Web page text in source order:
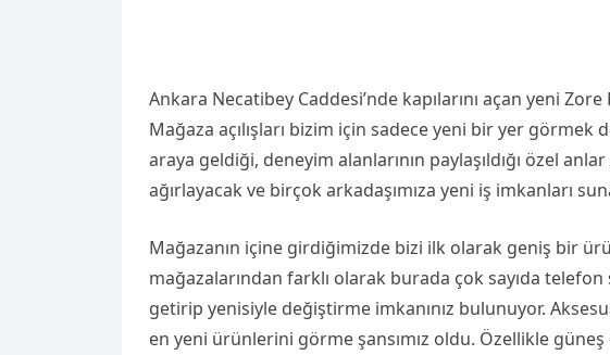
Ankara Necatibey Caddesi’nde kapılarını açan yeni
Mağaza açılışları bizim için sadece yeni bir yer
araya geldiği, deneyim alanlarının paylaşıldığı özel
ağırlayacak ve birçok arkadaşımıza yeni iş imkanları
Mağazanın içine girdiğimizde bizi ilk olarak geniş bir
mağazalarından farklı olarak burada çok sayıda telefon
getirip yenisiyle değiştirme imkanınız bulunuyor.
en yeni ürünlerini görme şansımız oldu. Özellikle